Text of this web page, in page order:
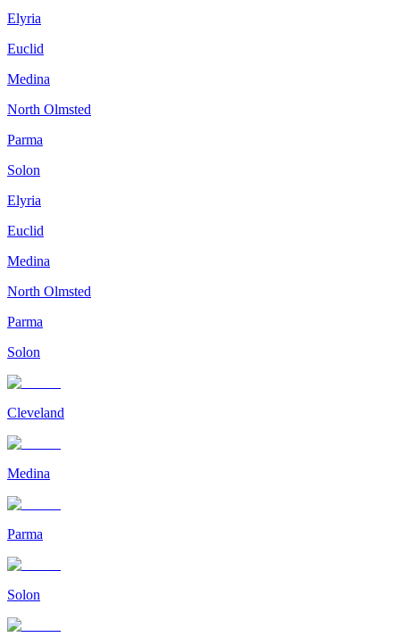
Elyria
Euclid
Medina
North Olmsted
Parma
Solon
Elyria
Euclid
Medina
North Olmsted
Parma
Solon
Cleveland
Medina
Parma
Solon